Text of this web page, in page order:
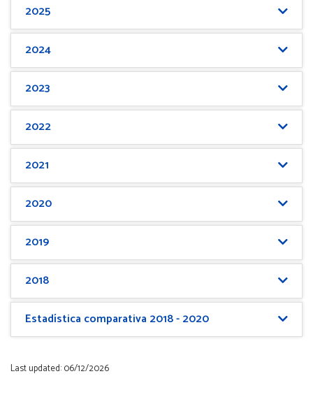
2025
2024
2023
2022
2021
2020
2019
2018
Estadística comparativa 2018 - 2020
Last updated: 06/12/2026